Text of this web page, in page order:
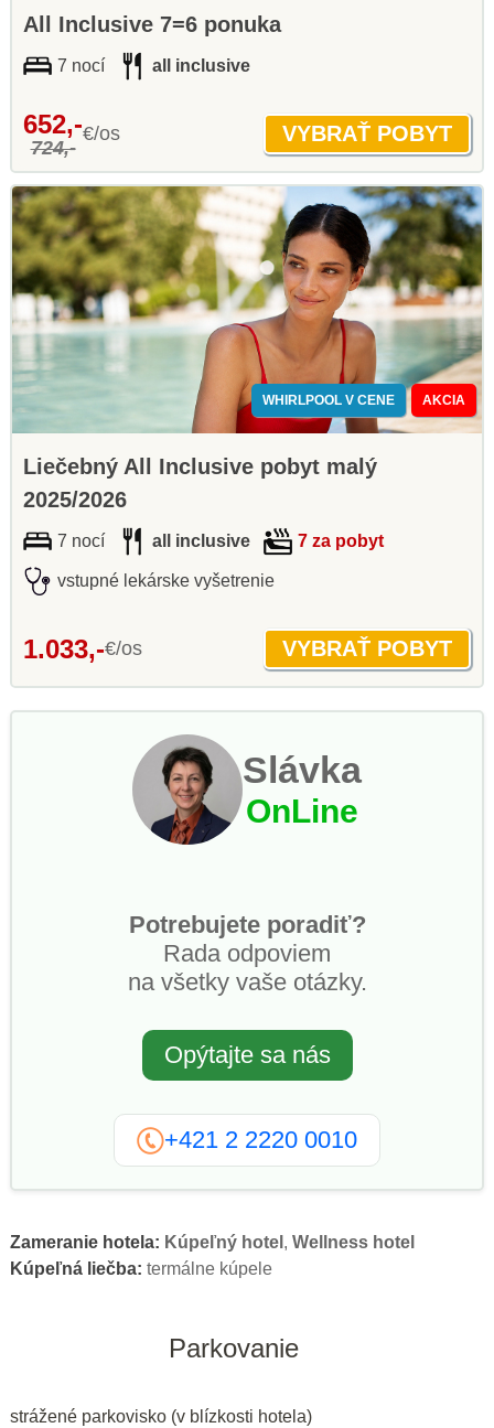
All Inclusive 7=6 ponuka
7 nocí all inclusive
652,-
724,-
€/os
WHIRLPOOL V CENE AKCIA
Liečebný All Inclusive pobyt malý
2025/2026
7 nocí all inclusive 7 za pobyt
vstupné lekárske vyšetrenie
1.033,-€/os
Slávka
OnLine
Potrebujete poradiť?
Rada odpoviem
na všetky vaše otázky.
Opýtajte sa nás
+421 2 2220 0010
Zameranie hotela: Kúpeľný hotel , Wellness hotel
Kúpeľná liečba: termálne kúpele
Parkovanie
strážené parkovisko (v blízkosti hotela)